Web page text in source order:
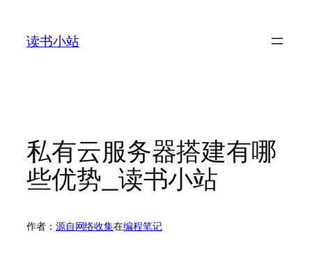
读书小站
私有云服务器搭建有哪
些优势_读书小站
作者： 源自网络收集在编程笔记